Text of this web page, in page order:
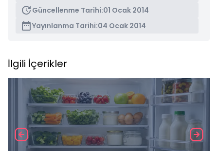
Güncellenme Tarihi:01 Ocak 2014
Yayınlanma Tarihi:04 Ocak 2014
İlgili İçerikler